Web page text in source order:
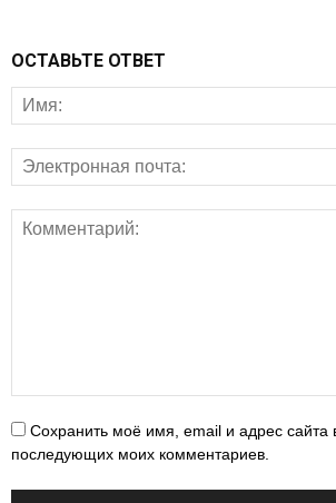
ОСТАВЬТЕ ОТВЕТ
Сохранить моё имя, email и адрес сайта
последующих моих комментариев.